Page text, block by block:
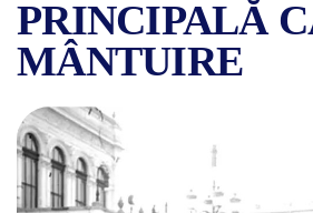
PRINCIPALĂ
MÂNTUIRE
CINE AU FOST